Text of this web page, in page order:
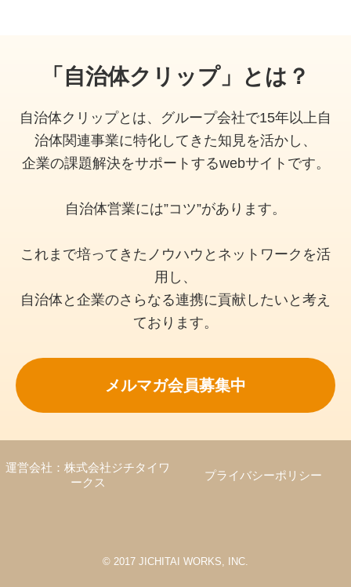
「自治体クリップ」とは？
自治体クリップとは、グループ会社で15年以上自
治体関連事業に特化してきた知見を活かし、
企業の課題解決をサポートするwebサイトです。
自治体営業には”コツ”があります。
これまで培ってきたノウハウとネットワークを活
用し、
自治体と企業のさらなる連携に貢献したいと考え
ております。
メルマガ会員募集中
運営会社：株式会社ジチタイワ
ークス
プライバシーポリシー
© 2017 JICHITAI WORKS, INC.